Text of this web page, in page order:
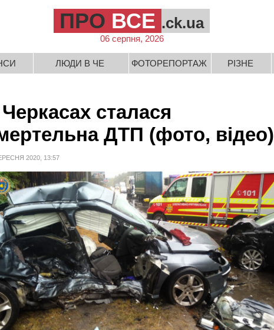
ПРО ВСЕ .ck.ua
06 серпня, 2026
ЛЮДИ В ЧЕ ФОТОРЕПОРТАЖ РІЗНЕ
сталася
ДТП (фото, відео)
2020, 13:57